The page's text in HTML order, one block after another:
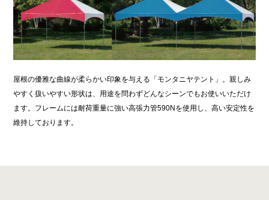
屋根の優雅な曲線が柔らかい印象を与える「モンタニヤテント」。親しみ
やすく扱いやすい形状は、用途を問わずどんなシーンでもお使いいただけ
ます。フレームには耐荷重量に強い高張力管590Nを使用し、高い安定性を
維持しております。